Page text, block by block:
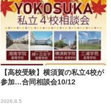
【高校受験】横須賀の私立4校が
参加…合同相談会10/12
2026.8.5